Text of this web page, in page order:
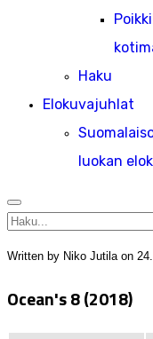
Haku
Elokuvajuhlat
luokan
Written by Niko Jutila on
Ocean's 8 (2018)